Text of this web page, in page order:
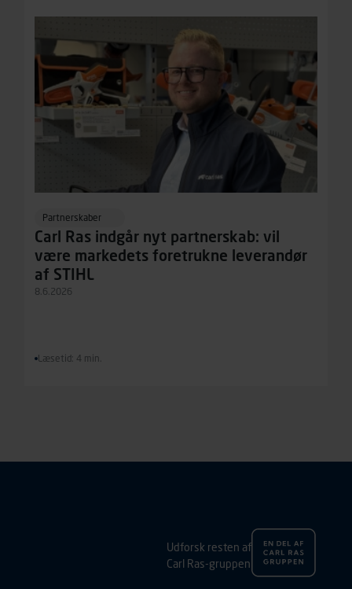
Partnerskaber
Carl Ras indgår nyt partnerskab: vil
være markedets foretrukne leverandør
af STIHL
8.6.2026
Læsetid: 4 min.
Udforsk resten af
Carl Ras-gruppen